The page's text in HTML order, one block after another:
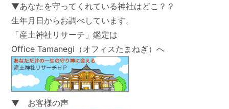
▼あなたを守ってくれている神社はどこ？？
生年月日からお調べしています。
「産土神社リサーチ」鑑定は
Office Tamanegi（オフィスたまねぎ）へ
▼ お客様の声